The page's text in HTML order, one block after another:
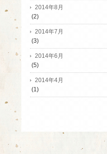
2014年8月
(2)
2014年7月
(3)
2014年6月
(5)
2014年4月
(1)